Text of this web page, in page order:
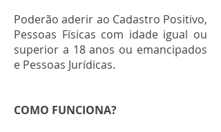
Poderão aderir ao Cadastro Positivo,
Pessoas Físicas com idade igual ou
superior a 18 anos ou emancipados
e Pessoas Jurídicas.
COMO FUNCIONA?